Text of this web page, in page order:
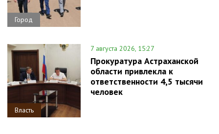
Город
Власть
7 августа 2026, 15:27
Прокуратура Астраханской
области привлекла к
ответственности 4,5 тысячи
человек